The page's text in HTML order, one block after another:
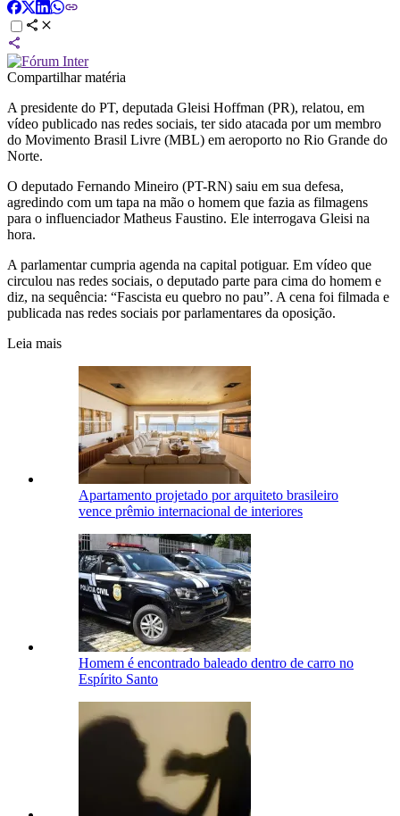
Compartilhar matéria
A presidente do PT, deputada Gleisi Hoffman (PR), relatou, em
vídeo publicado nas redes sociais, ter sido atacada por um membro
do Movimento Brasil Livre (MBL) em aeroporto no Rio Grande do
Norte.
O deputado Fernando Mineiro (PT-RN) saiu em sua defesa,
agredindo com um tapa na mão o homem que fazia as filmagens
para o influenciador Matheus Faustino. Ele interrogava Gleisi na
hora.
A parlamentar cumpria agenda na capital potiguar. Em vídeo que
circulou nas redes sociais, o deputado parte para cima do homem e
diz, na sequência: “Fascista eu quebro no pau”. A cena foi filmada e
publicada nas redes sociais por parlamentares da oposição.
Leia mais
Apartamento projetado por arquiteto brasileiro
vence prêmio internacional de interiores
Homem é encontrado baleado dentro de carro no
Espírito Santo